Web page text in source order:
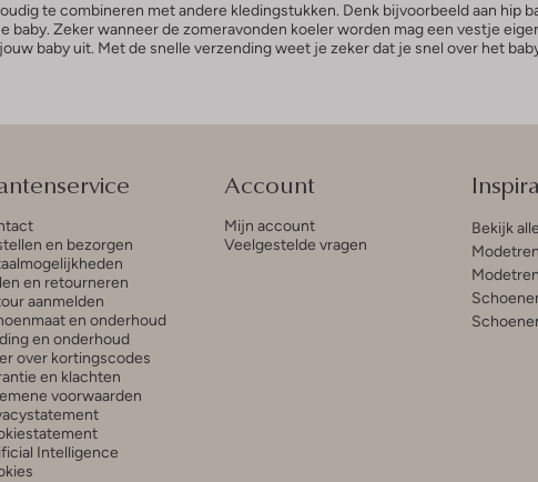
te combineren met andere kledingstukken. Denk bijvoorbeeld aan hip
baby. Zeker wanneer de zomeravonden koeler worden mag een vestje
baby uit. Met de snelle verzending weet je zeker dat je snel over het
en bezorgen
en retourneren
aanmelden
en onderhoud
en onderhoud
over kortingscodes
en klachten
voorwaarden
Intelligence
Account
Mijn account
Veelgestelde vragen
Bekijk